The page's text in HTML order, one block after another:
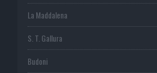
La Maddalena
S. T. Gallura
Budoni